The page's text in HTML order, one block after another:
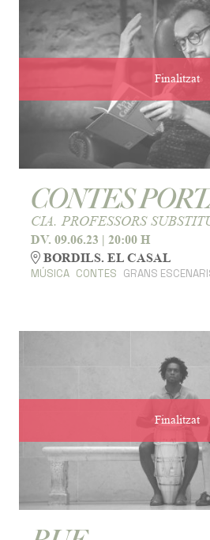
Finalitzat
CONTES
CIA. PROFESSORS
DV. 09.06.23 | 20:00 H
BORDILS. EL CASAL
MÚSICA CONTES GRANS
Finalitzat